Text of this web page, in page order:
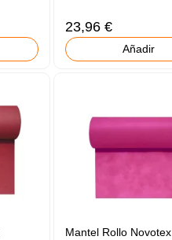
23,96 €
Añadir
Mantel Rollo Novotex